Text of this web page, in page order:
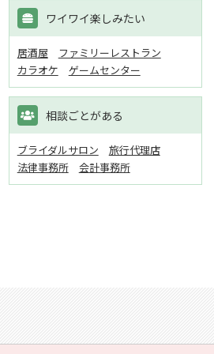
ワイワイ楽しみたい
居酒屋
ファミリーレストラン
カラオケ
ゲームセンター
相談ごとがある
ブライダルサロン
旅行代理店
法律事務所
会計事務所